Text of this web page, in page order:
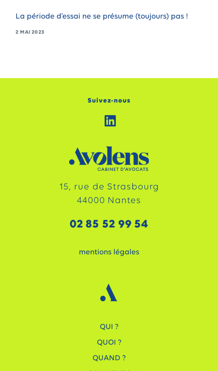
La période d’essai ne se présume (toujours) pas !
2 MAI 2023
QUI ?
QUOI ?
QUAND ?
15, rue de Strasbourg
44000 Nantes
02 85 52 99 54
mentions légales
Suivez-nous